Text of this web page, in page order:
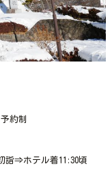
約制
詣⇒ホテル着11:30頃